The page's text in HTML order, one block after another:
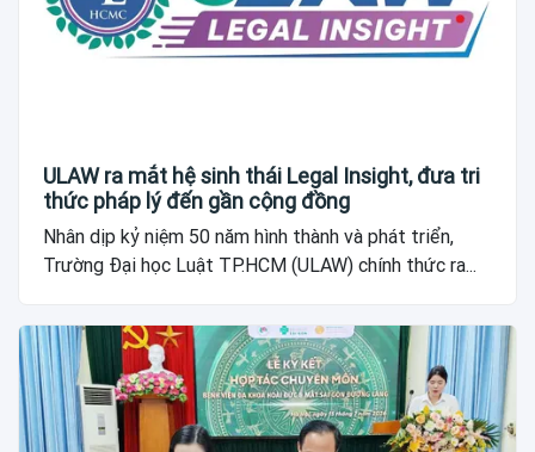
ULAW ra mắt hệ sinh thái Legal Insight, đưa tri
thức pháp lý đến gần cộng đồng
Nhân dịp kỷ niệm 50 năm hình thành và phát triển,
Trường Đại học Luật TP.HCM (ULAW) chính thức ra...